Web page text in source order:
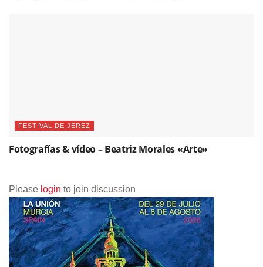
FESTIVAL DE JEREZ
Fotografías & vídeo – Beatriz Morales «Arte»
Please login to join discussion